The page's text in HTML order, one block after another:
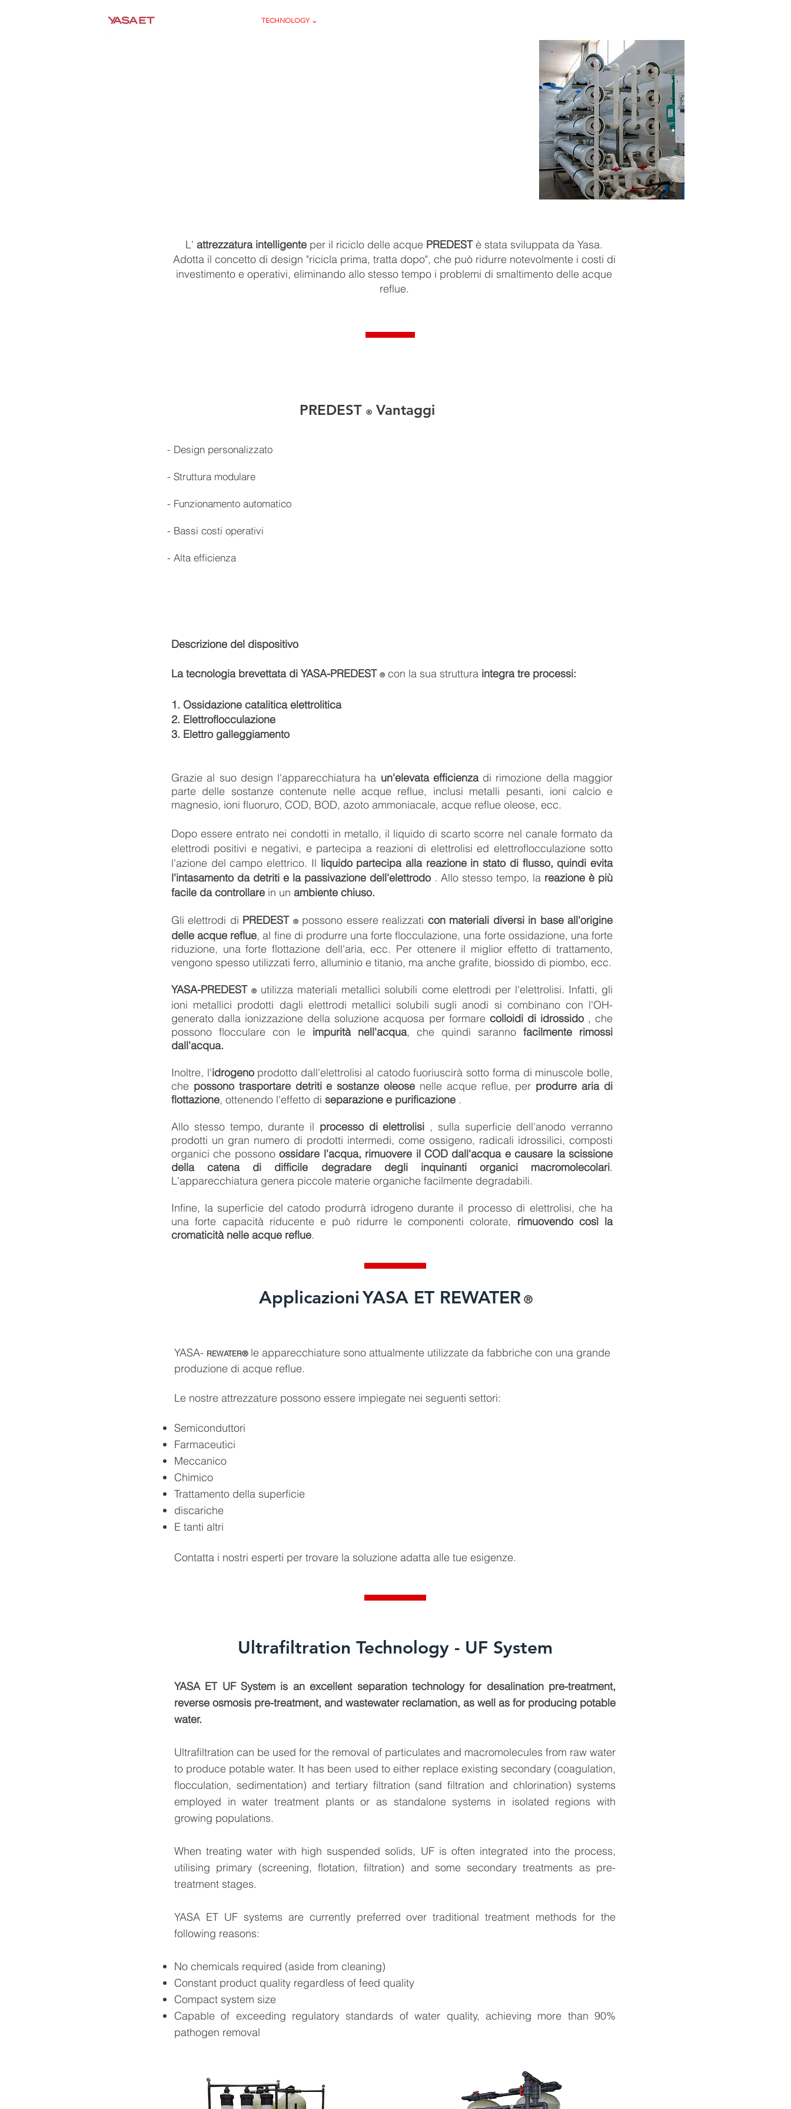
TECHNOLOGY ⌄
L' attrezzatura intelligente per il riciclo delle acque PREDESTè stata sviluppata da Yasa.
Adotta il concetto di design "ricicla prima, tratta dopo", che può ridurre notevolmente i costi di
investimento e operativi, eliminando allo stesso tempo i problemi di smaltimento delle acque
reflue.
PREDEST ® Vantaggi
- Design personalizzato
- Struttura modulare
- Funzionamento automatico
- Bassi costi operativi
- Alta efficienza
Descrizione del dispositivo
La tecnologia brevettata di YASA-PREDEST ® con la sua struttura integra tre processi:
1. Ossidazione catalitica elettrolitica
2. Elettroflocculazione
3. Elettro galleggiamento
Grazie al suo design l'apparecchiatura ha un'elevata efficienza di rimozione della maggior
parte delle sostanze contenute nelle acque reflue, inclusi metalli pesanti, ioni calcio e
magnesio, ioni fluoruro, COD, BOD, azoto ammoniacale, acque reflue oleose, ecc.
Dopo essere entrato nei condotti in metallo, il liquido di scarto scorre nel canale formato da
elettrodi positivi e negativi, e partecipa a reazioni di elettrolisi ed elettroflocculazione sotto
l'azione del campo elettrico. Il liquido partecipa alla reazione in stato di flusso, quindi evita
l'intasamento da detriti e la passivazione dell'elettrodo . Allo stesso tempo, la reazione è più
facile da controllare in un ambiente chiuso.
Gli elettrodi di PREDEST ® possono essere realizzati con materiali diversi in base all'origine
delle acque reflue, al fine di produrre una forte flocculazione, una forte ossidazione, una forte
riduzione, una forte flottazione dell'aria, ecc. Per ottenere il miglior effetto di trattamento,
vengono spesso utilizzati ferro, alluminio e titanio, ma anche grafite, biossido di piombo, ecc.
YASA-PREDEST ® utilizza materiali metallici solubili come elettrodi per l'elettrolisi. Infatti, gli
ioni metallici prodotti dagli elettrodi metallici solubili sugli anodi si combinano con l'OH-
generato dalla ionizzazione della soluzione acquosa per formare colloidi di idrossido, che
possono flocculare con le impurità nell'acqua, che quindi saranno facilmente rimossi
dall'acqua.
Inoltre, l'idrogenoprodotto dall'elettrolisi al catodo fuoriuscirà sotto forma di minuscole bolle,
che possono trasportare detritie sostanze oleose nelle acque reflue, per produrre aria di
flottazione, ottenendo l'effetto di separazione e purificazione .
Allo stesso tempo, durante il processo di elettrolisi , sulla superficie dell'anodo verranno
prodotti un gran numero di prodotti intermedi, come ossigeno, radicali idrossilici, composti
organici che possonoossidare l'acqua, rimuovere il COD dall'acqua e causare la scissione
della catena di difficile degradare degli inquinanti organici macromolecolari.
L'apparecchiatura genera piccole materie organiche facilmente degradabili.
Infine, la superficie del catodo produrrà idrogeno durante il processo di elettrolisi, che ha
una forte capacità riducente e può ridurre le componenti colorate, rimuovendo così la
cromaticità nelle acque reflue.
ApplicazioniYASA ET REWATER ®
YASA- REWATER® le apparecchiature sono attualmente utilizzate da fabbriche con una grande
produzione di acque reflue.
Le nostre attrezzature possono essere impiegate nei seguenti settori:
Semiconduttori
Farmaceutici
Meccanico
Chimico
Trattamento della superficie
discariche
E tanti altri
Contatta i nostri esperti per trovare la soluzione adatta alle tue esigenze.
Ultrafiltration Technology - UF System
YASA ET UF System is an excellent separation technology for desalination pre-treatment,
reverse osmosis pre-treatment, and wastewater reclamation, as well as for producing potable
water.
Ultrafiltration can be used for the removal of particulates and macromolecules from raw water
to produce potable water. It has been used to either replace existing secondary (coagulation,
flocculation, sedimentation) and tertiary filtration (sand filtration and chlorination) systems
employed in water treatment plants or as standalone systems in isolated regions with
growing populations.
When treating water with high suspended solids, UF is often integrated into the process,
utilising primary (screening, flotation, filtration) and some secondary treatments as pre-
treatment stages.
YASA ET UF systems are currently preferred over traditional treatment methods for the
following reasons:
No chemicals required (aside from cleaning)
Constant product quality regardless of feed quality
Compact system size
Capable of exceeding regulatory standards of water quality, achieving more than 90%
pathogen removal